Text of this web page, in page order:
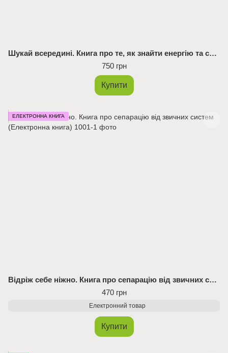
Шукай всередині. Книга про те, як знайти енергію та сили для життя
750 грн
Купити
ЕЛЕКТРОННА КНИГА
Відріж себе ніжно. Книга про сепарацію від звичних систем (Електронна книга)
470 грн
Електронний товар
Купити